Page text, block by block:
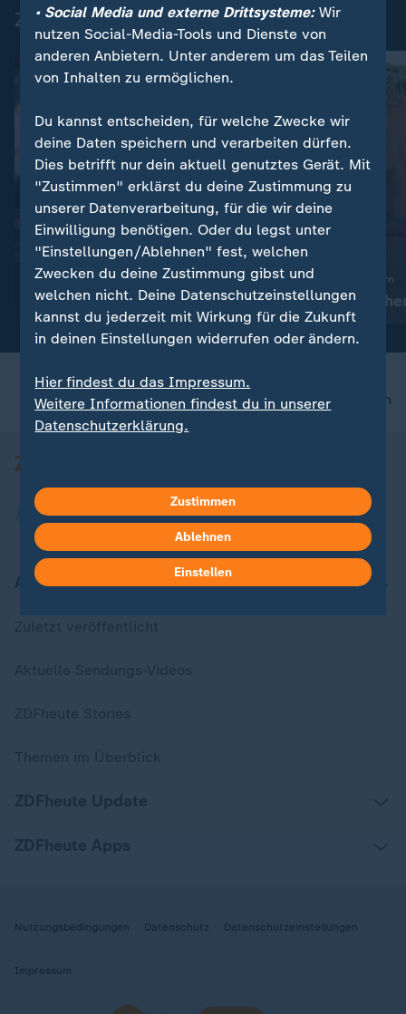
Zuletzt auf ZDFheute veröffentlicht
Liveblog
Russland greift die Ukraine an:
Aktuelles zum Krieg in der
Ukraine
Bilderserie
Promi-News in Bildern
Ralf
nach oben
Aktuell bei ZDFheute
Nutzungsbedingungen Datenschutz Datenschutzeinstellungen
Impressum
• Social Media und externe Drittsysteme:Wir
nutzen Social-Media-Tools und Dienste von
anderen Anbietern. Unter anderem um das Teilen
von Inhalten zu ermöglichen.
Du kannst entscheiden, für welche Zwecke wir
deine Daten speichern und verarbeiten dürfen.
Dies betrifft nur dein aktuell genutztes Gerät. Mit
"Zustimmen" erklärst du deine Zustimmung zu
unserer Datenverarbeitung, für die wir deine
Einwilligung benötigen. Oder du legst unter
"Einstellungen/Ablehnen" fest, welchen
Zwecken du deine Zustimmung gibst und
welchen nicht. Deine Datenschutzeinstellungen
kannst du jederzeit mit Wirkung für die Zukunft
in deinen Einstellungen widerrufen oder ändern.
Hier findest du das Impressum.
Weitere Informationen findest du in unserer
Datenschutzerklärung.
Zustimmen
Ablehnen
Einstellen